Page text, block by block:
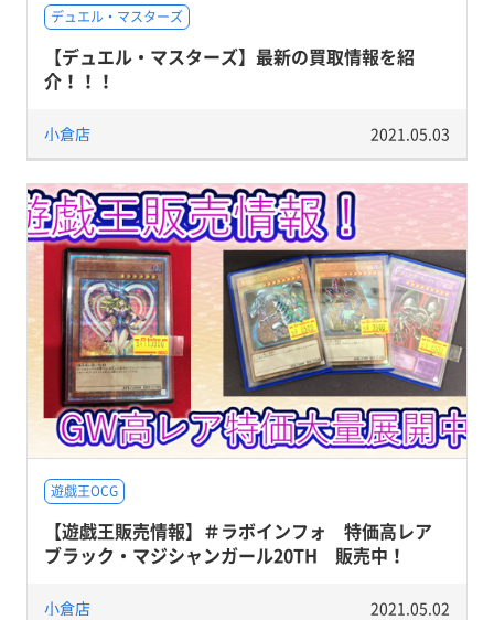
デュエル・マスターズ
【デュエル・マスターズ】最新の買取情報を紹
介！！！
小倉店 2021.05.03
遊戯王OCG
【遊戯王販売情報】＃ラボインフォ 特価高レア
ブラック・マジシャンガール20TH 販売中！
小倉店 2021.05.02